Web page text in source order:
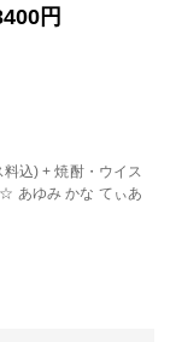
円
込) + 焼酎・ウイス
あゆみ かな てぃあ